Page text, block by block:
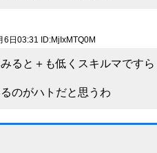
6日03:31 ID:MjIxMTQ0M
ると＋も低くスキルマですら
のがハトだと思うわ